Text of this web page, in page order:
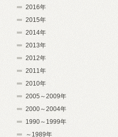
2016年
2015年
2014年
2013年
2012年
2011年
2010年
2005～2009年
2000～2004年
1990～1999年
～1989年